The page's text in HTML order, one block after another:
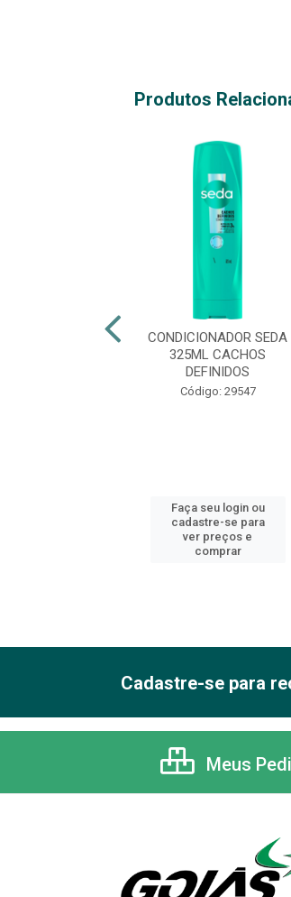
Produtos
CONDICIONADOR SEDA
325ML CACHOS
DEFINIDOS
Código: 29547
Faça seu login ou
cadastre-se para
ver preços e
comprar
Cadastre-se para
Meus